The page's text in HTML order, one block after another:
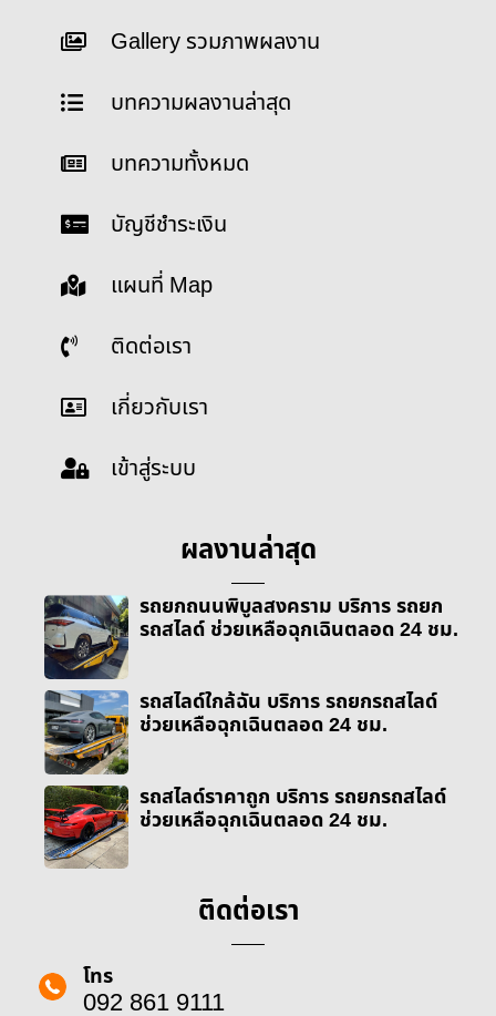
Gallery รวมภาพผลงาน
บทความผลงานล่าสุด
บทความทั้งหมด
บัญชีชำระเงิน
แผนที่ Map
ติดต่อเรา
เกี่ยวกับเรา
เข้าสู่ระบบ
ผลงานล่าสุด
รถยกถนนพิบูลสงคราม บริการ รถยก
รถสไลด์ ช่วยเหลือฉุกเฉินตลอด 24 ชม.
รถสไลด์ใกล้ฉัน บริการ รถยกรถสไลด์
ช่วยเหลือฉุกเฉินตลอด 24 ชม.
รถสไลด์ราคาถูก บริการ รถยกรถสไลด์
ช่วยเหลือฉุกเฉินตลอด 24 ชม.
ติดต่อเรา
โทร
092 861 9111